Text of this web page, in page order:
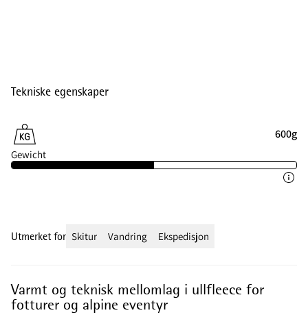
Tekniske egenskaper
600g
Gewicht
Varmt og teknisk mellomlag i ullfleece for
fotturer og alpine eventyr
Utmerket for Skitur Vandring Ekspedisjon